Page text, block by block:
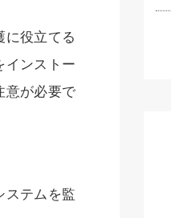
に役立てる
インストー
意が必要で
ステムを監